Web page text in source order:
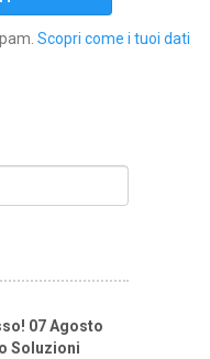
Scopri come i tuoi dati
07 Agosto
Soluzioni